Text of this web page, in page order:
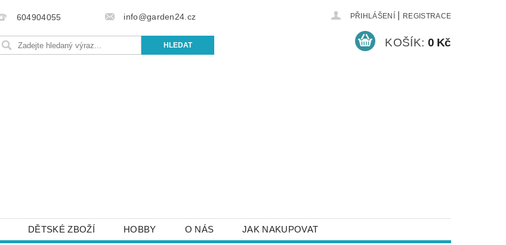
604904055 info@garden24.cz PŘIHLÁŠENÍ REGISTRACE
KOŠÍK: 0 Kč
DĚTSKÉ ZBOŽÍ HOBBY O NÁS JAK NAKUPOVAT